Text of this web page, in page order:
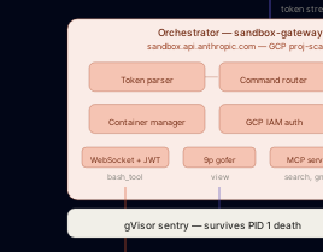
token
Orchestrator — sandbox-gateway
sandbox.api.anthropic.com — GCP proj-
Token parser Command router
Container manager GCP IAM auth
WebSocket + JWT 9p gofer MCP
bash_tool
view search,
gVisor sentry — survives PID 1 death